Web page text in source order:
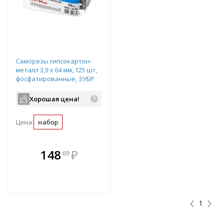
Саморезы гипсокартон-
металл 3,9 x 64 мм, 125 шт,
фосфатированные, ЗУБР
39-064Хорошая цена!
Цена: набор
148 69 ₽
1